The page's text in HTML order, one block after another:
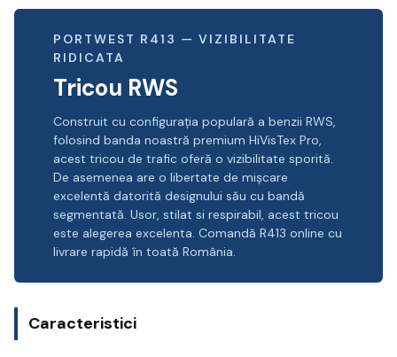
PORTWEST R413 — VIZIBILITATE
RIDICATA
Tricou RWS
Construit cu configurația populară a benzii RWS,
folosind banda noastră premium HiVisTex Pro,
acest tricou de trafic oferă o vizibilitate sporită.
De asemenea are o libertate de mișcare
excelentă datorită designului său cu bandă
segmentată. Usor, stilat si respirabil, acest tricou
este alegerea excelenta. Comandă R413 online cu
livrare rapidă în toată România.
Caracteristici